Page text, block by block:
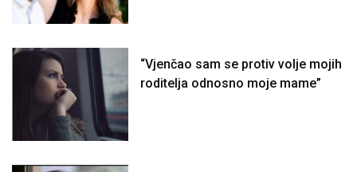
“Vjenčao sam se protiv volje mojih
roditelja odnosno moje mame”